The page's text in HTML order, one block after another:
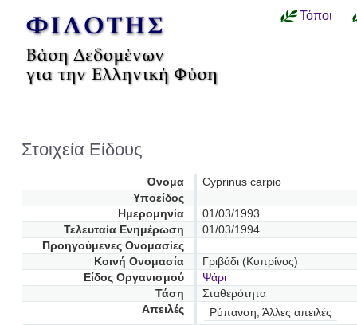
Τόποι
Στοιχεία Είδους
Όνομα
Cyprinus carpio
Υποείδος
Ημερομηνία
01/03/1993
Τελευταία Ενημέρωση
01/03/1994
Προηγούμενες Oνομασίες
Κοινή Ονομασία
Γριβάδι (Κυπρίνος)
Είδος Οργανισμού
Ψάρι
Τάση
Σταθερότητα
Απειλές
Ρύπανση, Άλλες απειλές